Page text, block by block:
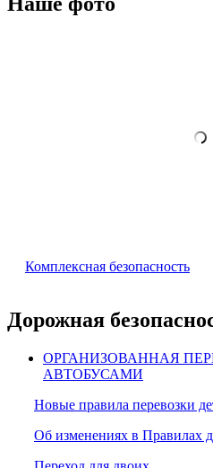
Комплексная безопасность
Дорожная
ОРГАНИЗОВАННАЯ
АВТОБУСАМИ
Новые правила перевозки
Об изменениях в Правилах